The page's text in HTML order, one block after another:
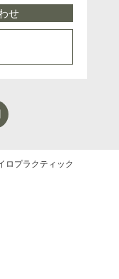
せ
ロプラクティック